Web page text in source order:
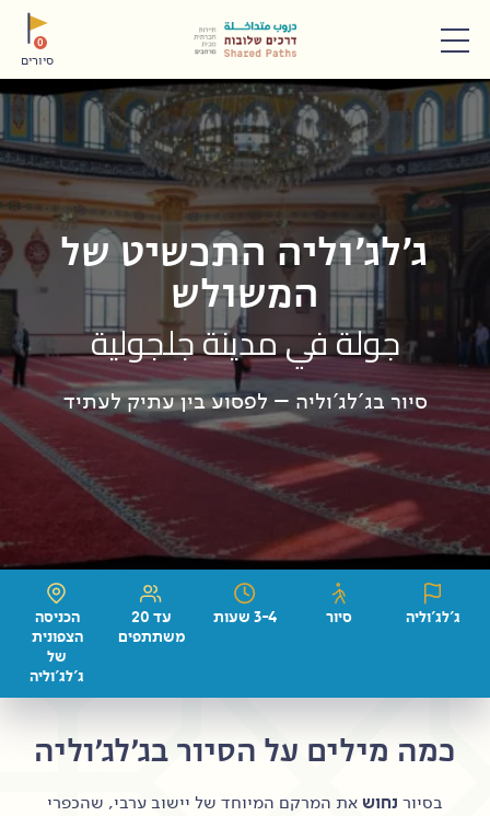
תפריט 0
סיורים
ג'לג'וליה התכשיט של
המשולש
جولة في مدينة جلجولية
סיור בג'לג'וליה – לפסוע בין עתיק לעתיד
ג'לג'וליה סיור 3-4 שעות
עד 20
משתתפים
הכניסה
הצפונית
של
ג'לג'וליה
כמה מילים על הסיור בג'לג'וליה
בסיור נחוש את המרקם המיוחד של יישוב ערבי, שהכפרי